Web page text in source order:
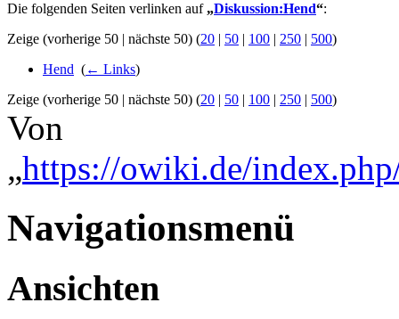
Die folgenden Seiten verlinken auf „Diskussion:Hend“:
Zeige (vorherige 50 | nächste 50) (20 | 50 | 100 | 250 | 500)
Hend (← Links)
Zeige (vorherige 50 | nächste 50) (20 | 50 | 100 | 250 | 500)
Von
„https://owiki.de/
Navigationsmenü
Ansichten